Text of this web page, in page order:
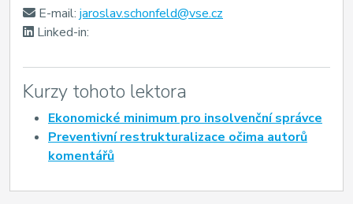
E-mail: jaroslav.schonfeld@vse.cz
Linked-in:
Kurzy tohoto lektora
Ekonomické minimum pro insolvenční správce
Preventivní restrukturalizace očima autorů
komentářů